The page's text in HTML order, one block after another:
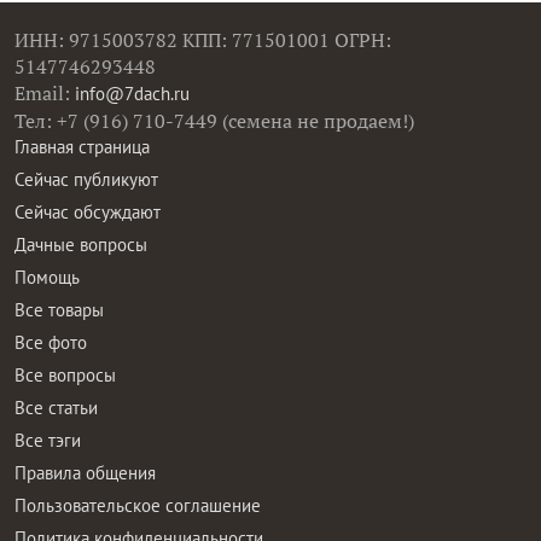
ИНН: 9715003782 КПП: 771501001 ОГРН:
5147746293448
Email: info@7dach.ru
Тел: +7 (916) 710-7449 (семена не продаем!)
Главная страница
Сейчас публикуют
Сейчас обсуждают
Дачные вопросы
Помощь
Все товары
Все фото
Все вопросы
Все статьи
Все тэги
Правила общения
Пользовательское соглашение